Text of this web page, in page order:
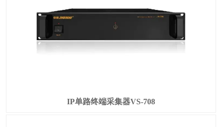
IP单路终端采集器VS-708